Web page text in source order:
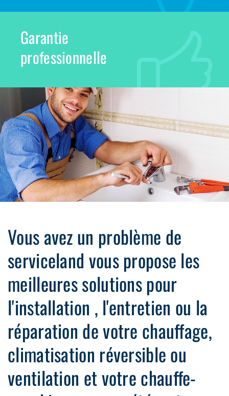
Garantie
professionnelle
Vous avez un problème de
serviceland vous propose les
meilleures solutions pour
l'installation , l'entretien ou la
réparation de votre chauffage,
climatisation réversible ou
ventilation et votre chauffe-